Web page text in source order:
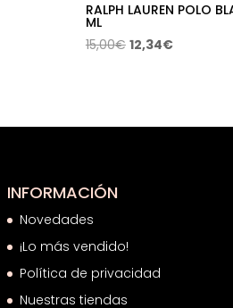
RALPH LAUREN POLO
ML
15,00€ El
15,00€.
12,34€El
12,34€.
INFORMACIÓN
Novedades
¡Lo más vendido!
Política de privacidad
Nuestras tiendas